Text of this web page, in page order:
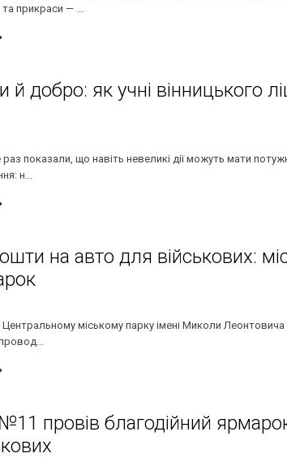
прикраси — ...
й добро: як учні вінницького
раз показали, що навіть невеликі дії можуть мати
н...
на авто для військових:
міському парку імені Миколи Леонтовича
№11 провів благодійний